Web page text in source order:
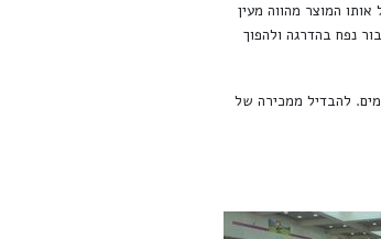
המוצר מהווה מעין
נפח בהדרגה ולהפוך
להבדיל ממכירה של